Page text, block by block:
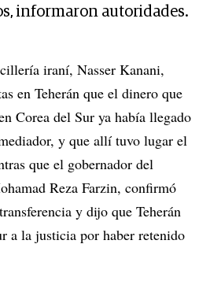
informaron autoridades.
iraní, Nasser Kanani,
en Teherán que el dinero que
Corea del Sur ya había llegado
y que allí tuvo lugar el
que el gobernador del
Reza Farzin, confirmó
y dijo que Teherán
a la justicia por haber retenido